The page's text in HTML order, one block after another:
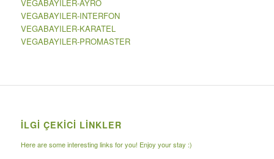
VEGABAYILER-AYRO
VEGABAYILER-INTERFON
VEGABAYILER-KARATEL
VEGABAYILER-PROMASTER
İLGI ÇEKICI LINKLER
Here are some interesting links for you! Enjoy your stay :)